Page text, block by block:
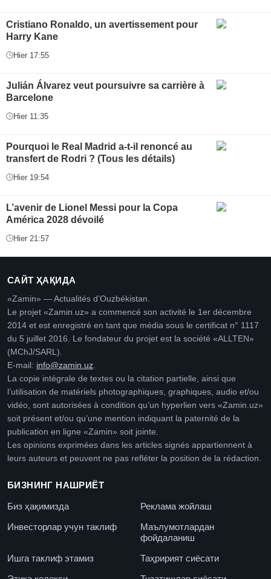
Cristiano Ronaldo, un avertissement pour
Harry Kane
Hier 17:55
Julián Álvarez veut poursuivre sa carrière à
Barcelone
Hier 11:35
Pourquoi le Real Madrid a-t-il renoncé au
transfert de Rodri ? (Tous les détails)
Hier 19:54
L’avenir de Lionel Messi pour la Copa
América 2028 dévoilé
Hier 21:57
САЙТ ҲАҚИДА
«Zamin» — Actualités d’Ouzbékistan.
Le projet «Zamin.uz» a commencé son activité le 1er décembre
2014 et est enregistré en tant que média sous le certificat n° 1117
du 5 juillet 2016. Le fondateur du projet est la société «ALLTEN»
(MChJ/SARL).
E-mail: info@zamin.uz
La copie intégrale de textes ou la citation partielle, ainsi que
l’utilisation de matériels photographiques, graphiques, audio et/ou
vidéo, sont autorisées à condition qu’un hyperlien vers «Zamin.uz»
soit présent et/ou qu’une mention indiquant la paternité de la
publication en ligne «Zamin» soit jointe.
Les opinions exprimées dans les articles signés appartiennent à
leurs auteurs et peuvent ne pas refléter la position de la rédaction.
БИЗНИНГ НАШРИЁТ
Биз ҳақимизда
Реклама жойлаш
Инвесторлар учун таклиф
Маълумотлардан
фойдаланиш
Ишга таклиф этамиз
Таҳририят сиёсати